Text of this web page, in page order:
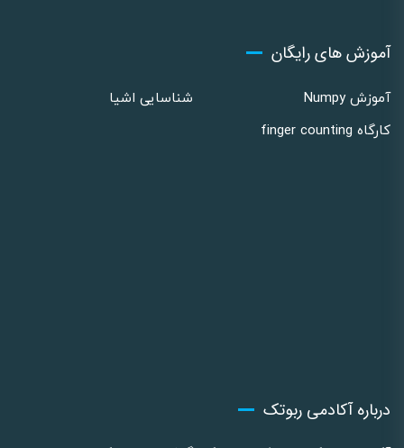
آموزش های رایگان
آموزش Numpy
شناسایی اشیا
کارگاه finger counting
درباره آکادمی ربوتک